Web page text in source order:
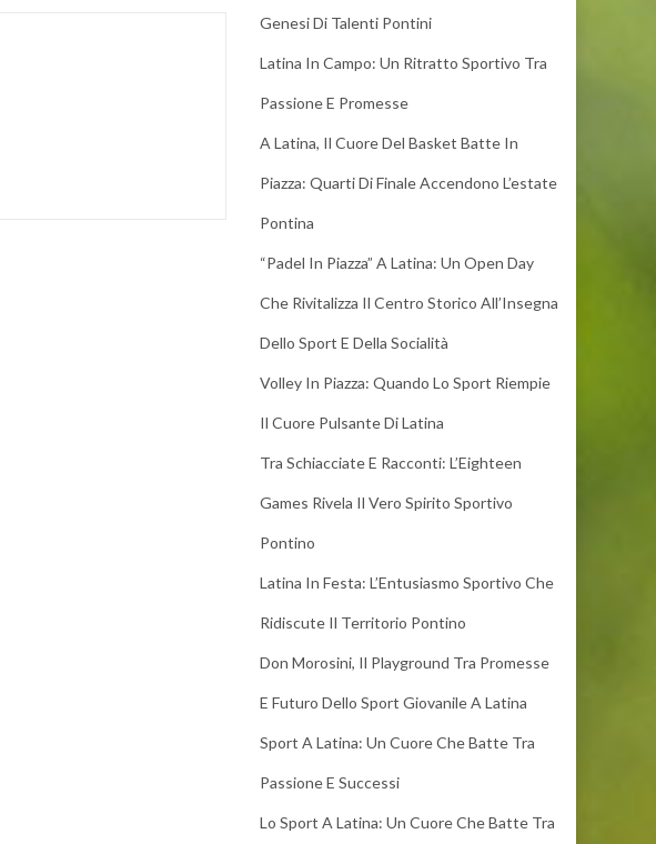
Genesi Di Talenti Pontini
Latina In Campo: Un Ritratto Sportivo Tra
Passione E Promesse
A Latina, Il Cuore Del Basket Batte In
Piazza: Quarti Di Finale Accendono L’estate
Pontina
“Padel In Piazza” A Latina: Un Open Day
Che Rivitalizza Il Centro Storico All’Insegna
Dello Sport E Della Socialità
Volley In Piazza: Quando Lo Sport Riempie
Il Cuore Pulsante Di Latina
Tra Schiacciate E Racconti: L’Eighteen
Games Rivela Il Vero Spirito Sportivo
Pontino
Latina In Festa: L’Entusiasmo Sportivo Che
Ridiscute Il Territorio Pontino
Don Morosini, Il Playground Tra Promesse
E Futuro Dello Sport Giovanile A Latina
Sport A Latina: Un Cuore Che Batte Tra
Passione E Successi
Lo Sport A Latina: Un Cuore Che Batte Tra